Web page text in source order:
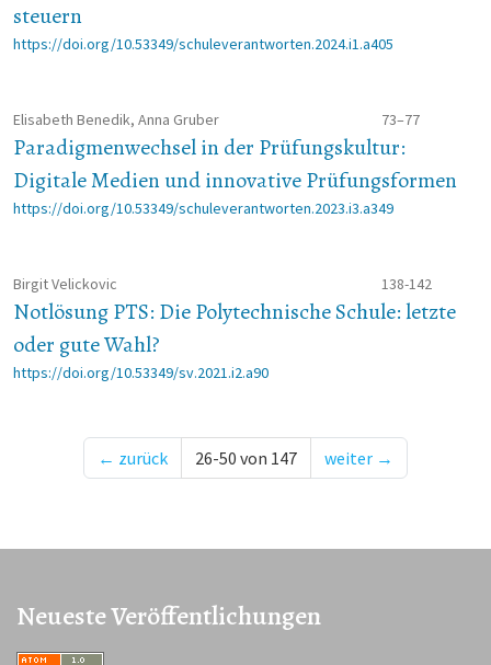
steuern
https://doi.org/10.53349/schuleverantworten.2024.i1.a405
Elisabeth Benedik, Anna Gruber 73–77
Paradigmenwechsel in der Prüfungskultur:
Digitale Medien und innovative Prüfungsformen
https://doi.org/10.53349/schuleverantworten.2023.i3.a349
Birgit Velickovic 138-142
Notlösung PTS: Die Polytechnische Schule: letzte
oder gute Wahl?
https://doi.org/10.53349/sv.2021.i2.a90
← zurück 26-50 von 147 weiter →
Neueste Veröffentlichungen